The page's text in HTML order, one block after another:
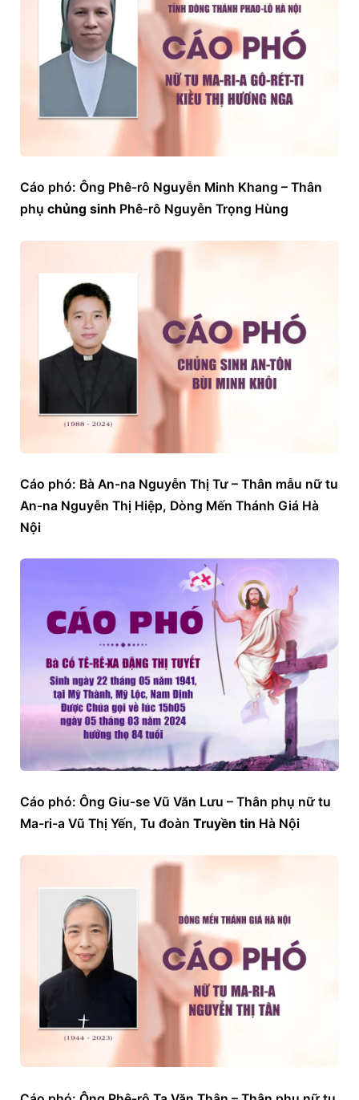
Cáo phó: Ông Phê-rô Nguyễn Minh Khang – Thân
phụ chủng sinh Phê-rô Nguyễn Trọng Hùng
Cáo phó: Bà An-na Nguyễn Thị Tư – Thân mẫu nữ tu
An-na Nguyễn Thị Hiệp, Dòng Mến Thánh Giá Hà
Nội
Cáo phó: Ông Giu-se Vũ Văn Lưu – Thân phụ nữ tu
Ma-ri-a Vũ Thị Yến, Tu đoàn Truyền tin Hà Nội